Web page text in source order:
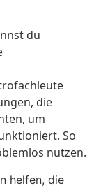
du
die
um
So
nutzen.
helfen, die